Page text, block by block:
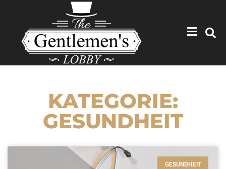
KATEGORIE:
GESUNDHEIT
GESUNDHEIT